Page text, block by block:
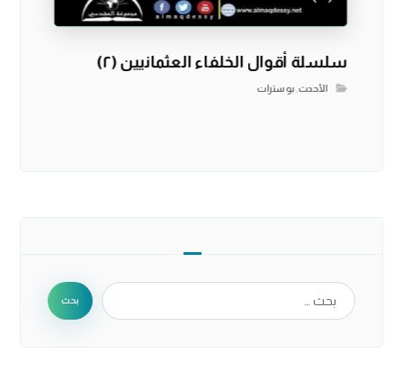
سلسلة أقوال الخلفاء العثمانيين (٢)
الأحدث, بوسترات
بحث